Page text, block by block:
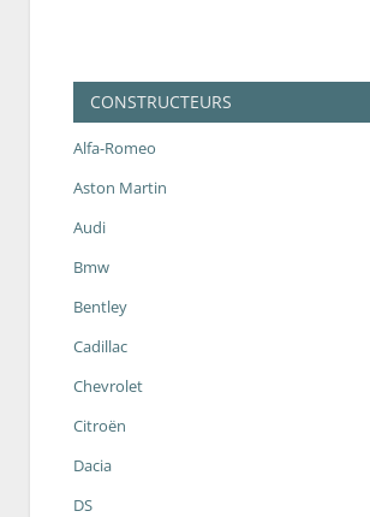
CONSTRUCTEURS
Alfa-Romeo
Aston Martin
Audi
Bmw
Bentley
Cadillac
Chevrolet
Citroën
Dacia
DS